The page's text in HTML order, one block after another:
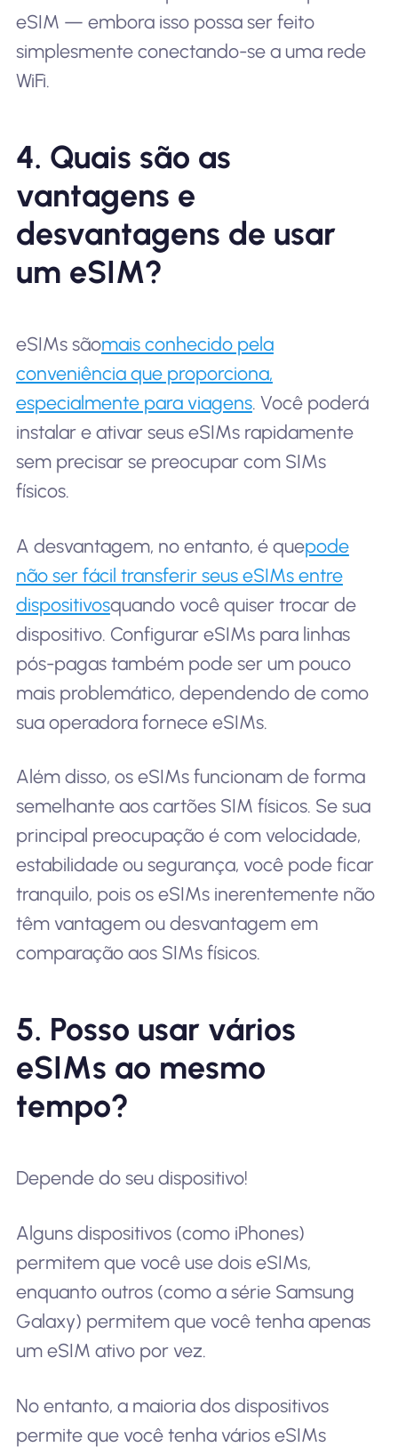
eSIM — embora isso possa ser feito
simplesmente conectando-se a uma rede
WiFi.
4. Quais são as
vantagens e
desvantagens de usar
um eSIM?
eSIMs sãomais conhecido pela
conveniência que proporciona,
especialmente para viagens. Você poderá
instalar e ativar seus eSIMs rapidamente
sem precisar se preocupar com SIMs
físicos.
A desvantagem, no entanto, é quepode
não ser fácil transferir seus eSIMs entre
dispositivosquando você quiser trocar de
dispositivo. Configurar eSIMs para linhas
pós-pagas também pode ser um pouco
mais problemático, dependendo de como
sua operadora fornece eSIMs.
Além disso, os eSIMs funcionam de forma
semelhante aos cartões SIM físicos. Se sua
principal preocupação é com velocidade,
estabilidade ou segurança, você pode ficar
tranquilo, pois os eSIMs inerentemente não
têm vantagem ou desvantagem em
comparação aos SIMs físicos.
5. Posso usar vários
eSIMs ao mesmo
tempo?
Depende do seu dispositivo!
Alguns dispositivos (como iPhones)
permitem que você use dois eSIMs,
enquanto outros (como a série Samsung
Galaxy) permitem que você tenha apenas
um eSIM ativo por vez.
No entanto, a maioria dos dispositivos
permite que você tenha vários eSIMs